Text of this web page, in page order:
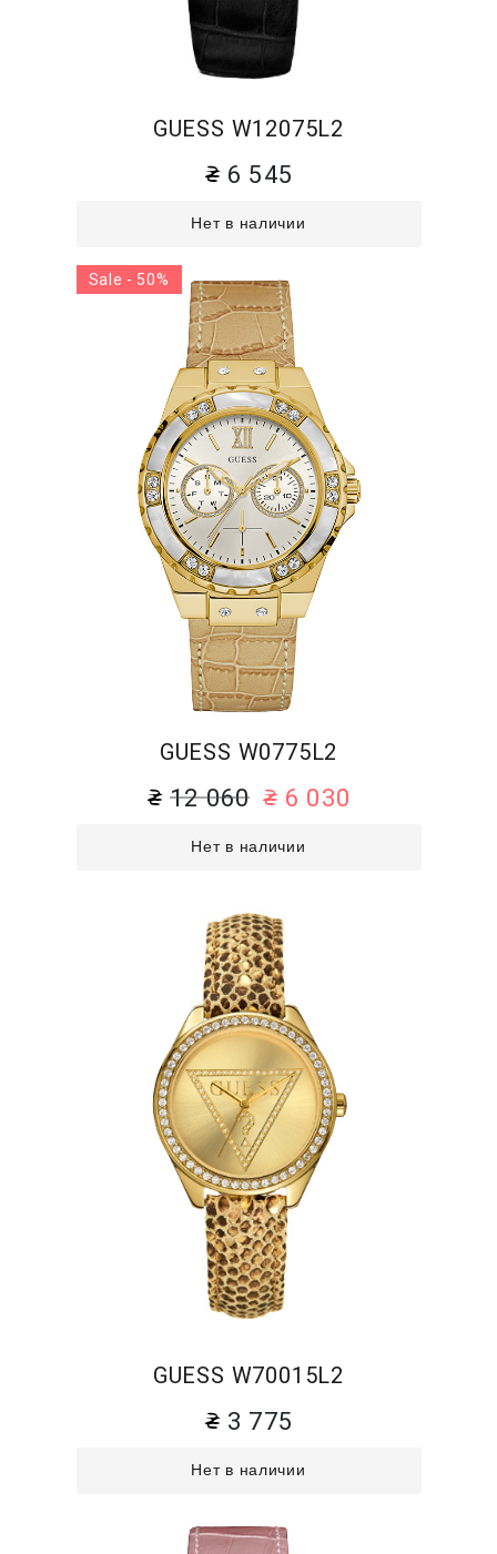
GUESS W12075L2
6 545
Нет в наличии
GUESS W0775L2
12 060 6 030
Нет в наличии
Sale - 50%
GUESS W70015L2
3 775
Нет в наличии